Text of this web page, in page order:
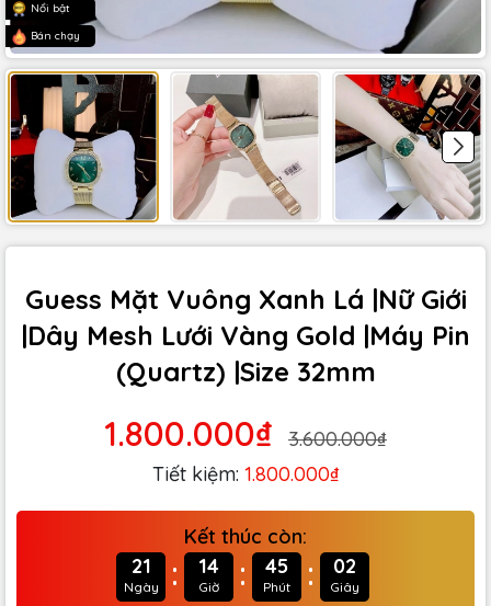
Nổi bật
Bán chạy
Guess Mặt Vuông Xanh Lá |Nữ Giới
|Dây Mesh Lưới Vàng Gold |Máy Pin
(Quartz) |Size 32mm
1.800.000₫
3.600.000₫
Tiết kiệm: 1.800.000₫
Kết thúc còn:
21
Ngày : 14
Giờ : 45
Phút : 01
Giây